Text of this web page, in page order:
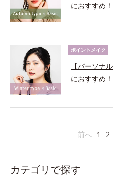
におすすめ
ポイントメイク
【パーソナ
におすすめ
前へ 1 2
カテゴリで探す